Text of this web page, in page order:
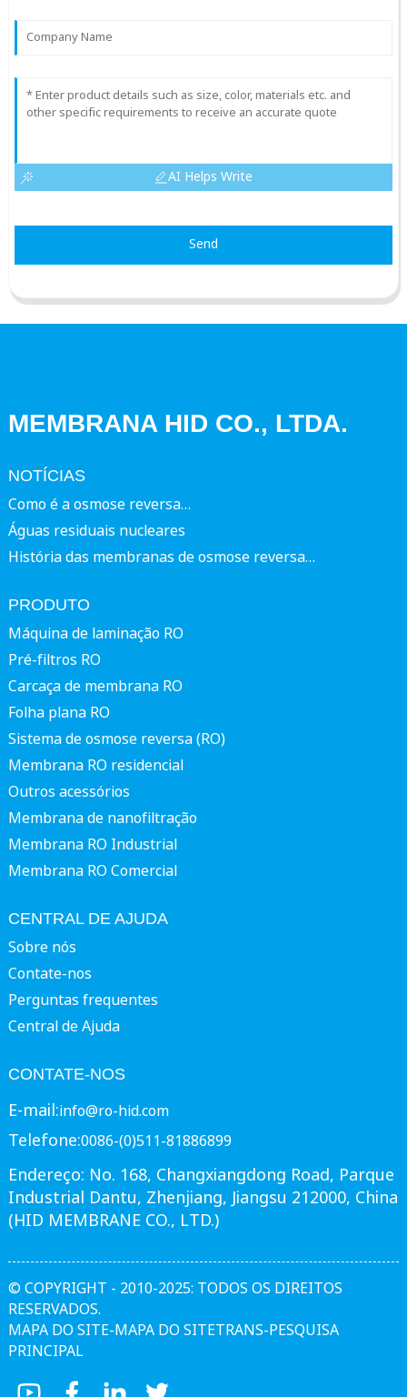
AI Helps Write
Send
MEMBRANA HID CO., LTDA.
NOTÍCIAS
Como é a osmose reversa…
Águas residuais nucleares
História das membranas de osmose reversa…
PRODUTO
Máquina de laminação RO
Pré-filtros RO
Carcaça de membrana RO
Folha plana RO
Sistema de osmose reversa (RO)
Membrana RO residencial
Outros acessórios
Membrana de nanofiltração
Membrana RO Industrial
Membrana RO Comercial
CENTRAL DE AJUDA
Sobre nós
Contate-nos
Perguntas frequentes
Central de Ajuda
CONTATE-NOS
E-mail:info@ro-hid.com
Telefone:0086-(0)511-81886899
Endereço: No. 168, Changxiangdong Road, Parque
Industrial Dantu, Zhenjiang, Jiangsu 212000, China
(HID MEMBRANE CO., LTD.)
© COPYRIGHT - 2010-2025: TODOS OS DIREITOS
RESERVADOS.
MAPA DO SITE-MAPA DO SITETRANS-PESQUISA
PRINCIPAL